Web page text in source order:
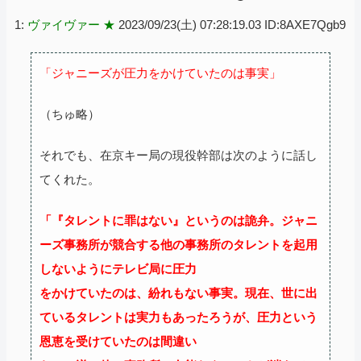
1: ヴァイヴァー ★ 2023/09/23(土) 07:28:19.03 ID:8AXE7Qgb9
「ジャニーズが圧力をかけていたのは事実」
（ちゅ略）
それでも、在京キー局の現役幹部は次のように話し
てくれた。
「『タレントに罪はない』というのは詭弁。ジャニ
ーズ事務所が競合する他の事務所のタレントを起用
しないようにテレビ局に圧力
をかけていたのは、紛れもない事実。現在、世に出
ているタレントは実力もあったろうが、圧力という
恩恵を受けていたのは間違い